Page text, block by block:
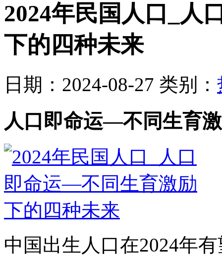
2024年民国人口_人
下的四种未来
日期：2024-08-27 类别：
人口即命运—不同生育
中国出生人口在2024年